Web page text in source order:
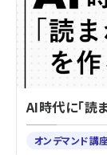
AI時代に「読
オンデマンド講